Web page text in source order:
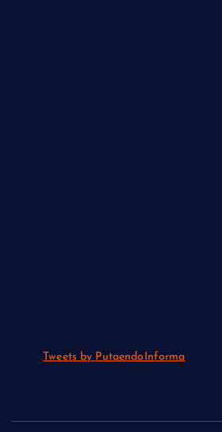
Tweets by PutaendoInforma